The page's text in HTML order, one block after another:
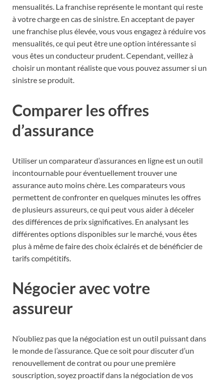
mensualités. La franchise représente le montant qui reste
à votre charge en cas de sinistre. En acceptant de payer
une franchise plus élevée, vous vous engagez à réduire vos
mensualités, ce qui peut être une option intéressante si
vous êtes un conducteur prudent. Cependant, veillez à
choisir un montant réaliste que vous pouvez assumer si un
sinistre se produit.
Comparer les offres
d’assurance
Utiliser un comparateur d’assurances en ligne est un outil
incontournable pour éventuellement trouver une
assurance auto moins chère. Les comparateurs vous
permettent de confronter en quelques minutes les offres
de plusieurs assureurs, ce qui peut vous aider à déceler
des différences de prix significatives. En analysant les
différentes options disponibles sur le marché, vous êtes
plus à même de faire des choix éclairés et de bénéficier de
tarifs compétitifs.
Négocier avec votre
assureur
N’oubliez pas que la négociation est un outil puissant dans
le monde de l’assurance. Que ce soit pour discuter d’un
renouvellement de contrat ou pour une première
souscription, soyez proactif dans la négociation de vos